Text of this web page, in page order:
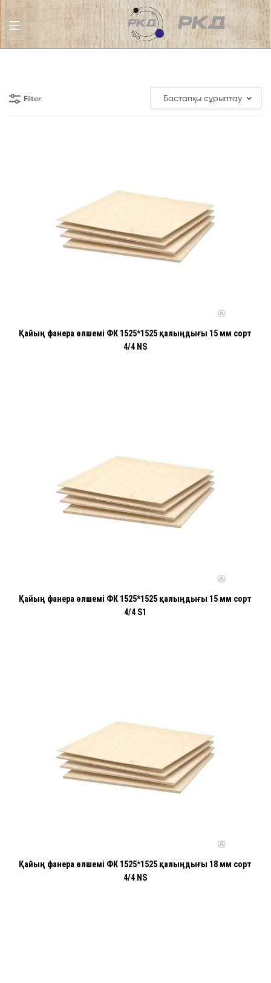
ЖШС
Filter
Қайың фанера өлшемі ФК 1525*1525 қалыңдығы 15 мм сорт
4/4 NS
Қайың фанера өлшемі ФК 1525*1525 қалыңдығы 15 мм сорт
4/4 S1
Қайың фанера өлшемі ФК 1525*1525 қалыңдығы 18 мм сорт
4/4 NS